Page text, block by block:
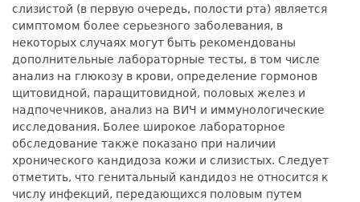
слизистой (в первую очередь, полости рта) является
симптомом более серьезного заболевания, в
некоторых случаях могут быть рекомендованы
дополнительные лабораторные тесты, в том числе
анализ на глюкозу в крови, определение гормонов
щитовидной, паращитовидной, половых желез и
надпочечников, анализ на ВИЧ и иммунологические
исследования. Более широкое лабораторное
обследование также показано при наличии
хронического кандидоза кожи и слизистых. Следует
отметить, что генитальный кандидоз не относится к
числу инфекций, передающихся половым путем